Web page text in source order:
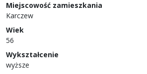
Miejscowość zamieszkania
Karczew
Wiek
56
Wykształcenie
wyższe